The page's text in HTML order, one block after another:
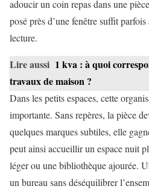
adoucir un coin repas dans une
posé près d’une fenêtre suffit
lecture.
Lire aussi 1 kva : à quoi
travaux de maison ?
Dans les petits espaces, cette
importante. Sans repères, la pièce
quelques marques subtiles, elle
peut ainsi accueillir un espace nuit
léger ou une bibliothèque ajourée.
un bureau sans déséquilibrer